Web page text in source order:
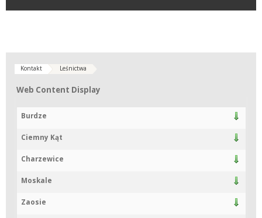
Kontakt Leśnictwa
Web Content Display
Web Content Display
Burdze
Ciemny Kąt
Charzewice
Moskale
Zaosie